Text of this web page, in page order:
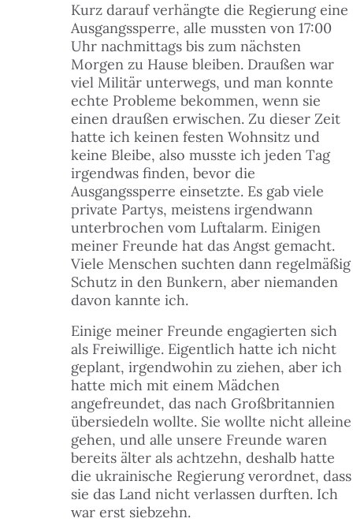
Kurz darauf verhängte die Regierung eine
Ausgangssperre, alle mussten von 17:00
Uhr nachmittags bis zum nächsten
Morgen zu Hause bleiben. Draußen war
viel Militär unterwegs, und man konnte
echte Probleme bekommen, wenn sie
einen draußen erwischen. Zu dieser Zeit
hatte ich keinen festen Wohnsitz und
keine Bleibe, also musste ich jeden Tag
irgendwas finden, bevor die
Ausgangssperre einsetzte. Es gab viele
private Partys, meistens irgendwann
unterbrochen vom Luftalarm. Einigen
meiner Freunde hat das Angst gemacht.
Viele Menschen suchten dann regelmäßig
Schutz in den Bunkern, aber niemanden
davon kannte ich.
Einige meiner Freunde engagierten sich
als Freiwillige. Eigentlich hatte ich nicht
geplant, irgendwohin zu ziehen, aber ich
hatte mich mit einem Mädchen
angefreundet, das nach Großbritannien
übersiedeln wollte. Sie wollte nicht alleine
gehen, und alle unsere Freunde waren
bereits älter als achtzehn, deshalb hatte
die ukrainische Regierung verordnet, dass
sie das Land nicht verlassen durften. Ich
war erst siebzehn.